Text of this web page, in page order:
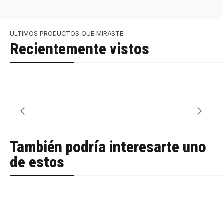
ÚLTIMOS PRODUCTOS QUE MIRASTE
Recientemente vistos
También podría interesarte uno
de estos